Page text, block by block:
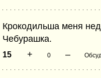
Крокодильша меня
Чебурашка.
15 + 0 –